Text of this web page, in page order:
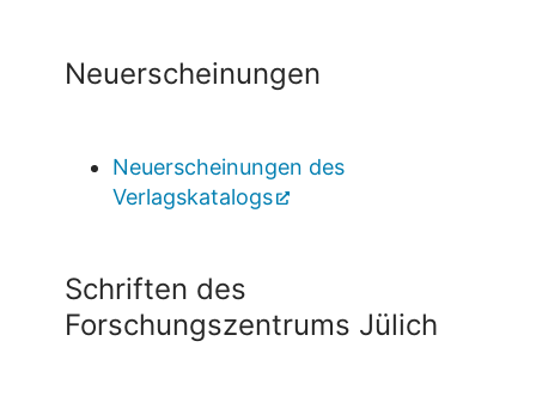
Neuerscheinungen
Neuerscheinungen des
Verlagskatalogs
Schriften des
Forschungszentrums Jülich